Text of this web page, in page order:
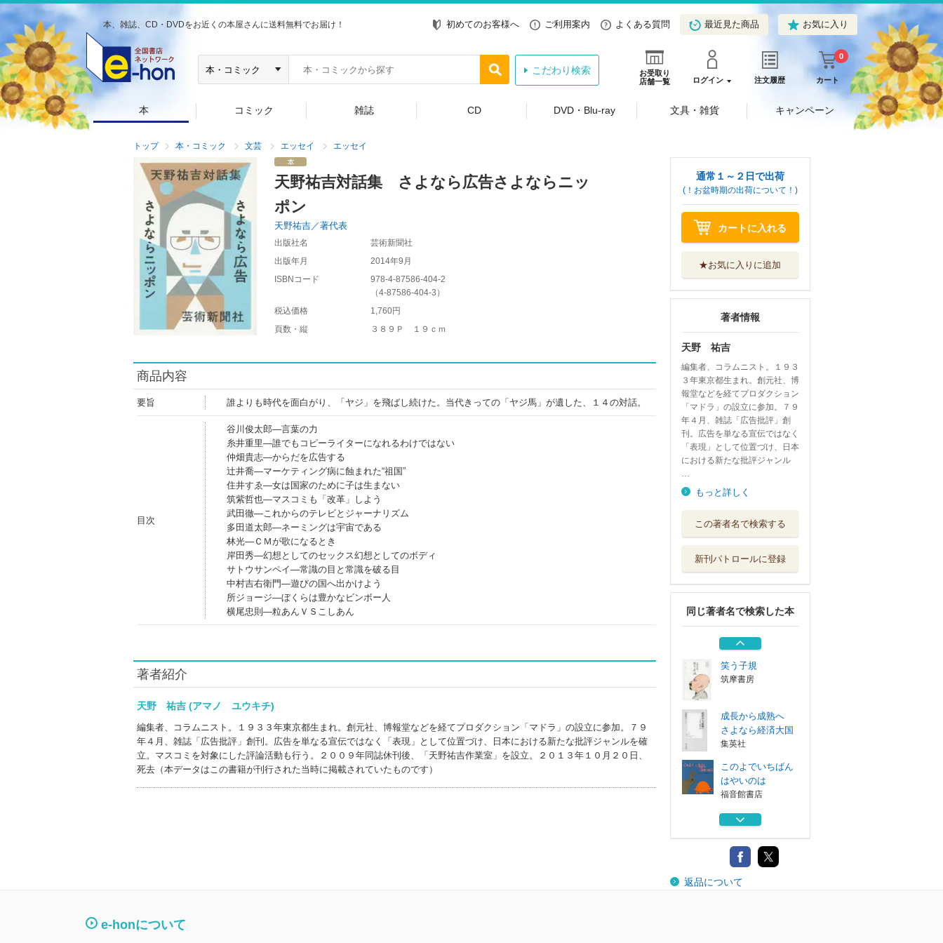
本、雑誌、CD・DVDをお近くの本屋さんに送料無料でお届け！ 初めてのお客様へ ご利用案内 よくある質問 最近見た商品 お気に入り
お受取り
店舗一覧
ログイン 注文履歴 カート
0
こだわり検索
本 コミック 雑誌 CD DVD・Blu-ray 文具・雑貨 キャンペーン
トップ 本・コミック 文芸 エッセイ エッセイ
天野祐吉対話集 さよなら広告さよならニッ
ポン
天野祐吉／著代表
出版社名
芸術新聞社
出版年月
2014年9月
ISBNコード
978-4-87586-404-2
（4-87586-404-3 ）
税込価格
1,760円
頁数・縦
３８９Ｐ １９ｃｍ
商品内容
要旨 誰よりも時代を面白がり、「ヤジ」を飛ばし続けた。当代きっての「ヤジ馬」が遺した、１４の対話。
目次
谷川俊太郎―言葉の力
糸井重里―誰でもコピーライターになれるわけではない
仲畑貴志―からだを広告する
辻井喬―マーケティング病に蝕まれた“祖国”
住井すゑ―女は国家のために子は生まない
筑紫哲也―マスコミも「改革」しよう
武田徹―これからのテレビとジャーナリズム
多田道太郎―ネーミングは宇宙である
林光―ＣＭが歌になるとき
岸田秀―幻想としてのセックス幻想としてのボディ
サトウサンペイ―常識の目と常識を破る目
中村吉右衛門―遊びの国へ出かけよう
所ジョージ―ぼくらは豊かなビンボー人
横尾忠則―粒あんＶＳこしあん
著者紹介
天野 祐吉 (アマノ ユウキチ)
編集者、コラムニスト。１９３３年東京都生まれ。創元社、博報堂などを経てプロダクション「マドラ」の設立に参加。７９
年４月、雑誌「広告批評」創刊。広告を単なる宣伝ではなく「表現」として位置づけ、日本における新たな批評ジャンルを確
立。マスコミを対象にした評論活動も行う。２００９年同誌休刊後、「天野祐吉作業室」を設立。２０１３年１０月２０日、
死去（本データはこの書籍が刊行された当時に掲載されていたものです）
通常１～２日で出荷
(！お盆時期の出荷について！)
カートに入れる
★お気に入りに追加
著者情報
天野 祐吉
編集者、コラムニスト。１９３
３年東京都生まれ。創元社、博
報堂などを経てプロダクション
「マドラ」の設立に参加。７９
年４月、雑誌「広告批評」創
刊。広告を単なる宣伝ではなく
「表現」として位置づけ、日本
における新たな批評ジャンル
…
もっと詳しく
この著者名で検索する
新刊パトロールに登録
同じ著者名で検索した本
はやいのは
絵くんとことばく
福音館書店
ひゃくにんのおと
うさん
福音館書店
笑う子規
筑摩書房
成長から成熟へ
さよなら経済大国
集英社
このよでいちばん
はやいのは
福音館書店
絵くんとことばく
福音館書店
ひゃくにんのおと
うさん
返品について
e-honについて